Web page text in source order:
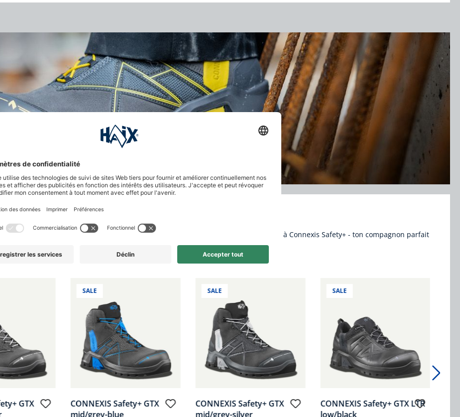
en extérieur et un confort de port sans souci avec une robustesse durable grâce à Connexis Safety+ - ton compagnon parfait
GTX
SALE
CONNEXIS Safety+ GTX
mid/grey-blue
SALE
CONNEXIS Safety+ GTX
mid/grey-silver
SALE
CONNEXIS Safety+ GTX LTR
low/black